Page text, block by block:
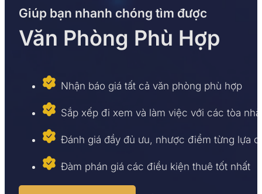
Giúp bạn nhanh chóng tìm được
Văn Phòng Phù Hợp
Nhận báo giá tất cả văn phòng phù hợp
Sắp xếp đi xem và làm việc với các tòa nhà
Đánh giá đầy đủ ưu, nhược điểm từng lựa
Đàm phán giá các điều kiện thuê tốt nhất